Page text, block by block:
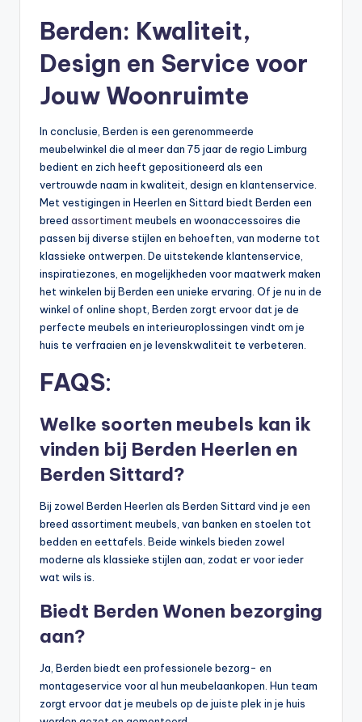
Berden: Kwaliteit,
Design en Service voor
Jouw Woonruimte
In conclusie, Berden is een gerenommeerde
meubelwinkel die al meer dan 75 jaar de regio Limburg
bedient en zich heeft gepositioneerd als een
vertrouwde naam in kwaliteit, design en klantenservice.
Met vestigingen in Heerlen en Sittard biedt Berden een
breed assortiment meubels en woonaccessoires die
passen bij diverse stijlen en behoeften, van moderne tot
klassieke ontwerpen. De uitstekende klantenservice,
inspiratiezones, en mogelijkheden voor maatwerk maken
het winkelen bij Berden een unieke ervaring. Of je nu in de
winkel of online shopt, Berden zorgt ervoor dat je de
perfecte meubels en interieuroplossingen vindt om je
huis te verfraaien en je levenskwaliteit te verbeteren.
FAQS:
Welke soorten meubels kan ik
vinden bij Berden Heerlen en
Berden Sittard?
Bij zowel Berden Heerlen als Berden Sittard vind je een
breed assortiment meubels, van banken en stoelen tot
bedden en eettafels. Beide winkels bieden zowel
moderne als klassieke stijlen aan, zodat er voor ieder
wat wils is.
Biedt Berden Wonen bezorging
aan?
Ja, Berden biedt een professionele bezorg- en
montageservice voor al hun meubelaankopen. Hun team
zorgt ervoor dat je meubels op de juiste plek in je huis